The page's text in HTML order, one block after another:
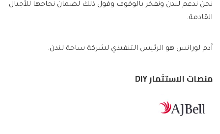
نحن ندعم لندن ونفخر بالوقوف وقول ذلك لضمان نجاحها للأجيال
القادمة.
آدم لورانس هو الرئيس التنفيذي لشركة ساحة لندن.
منصات الاستثمار DIY